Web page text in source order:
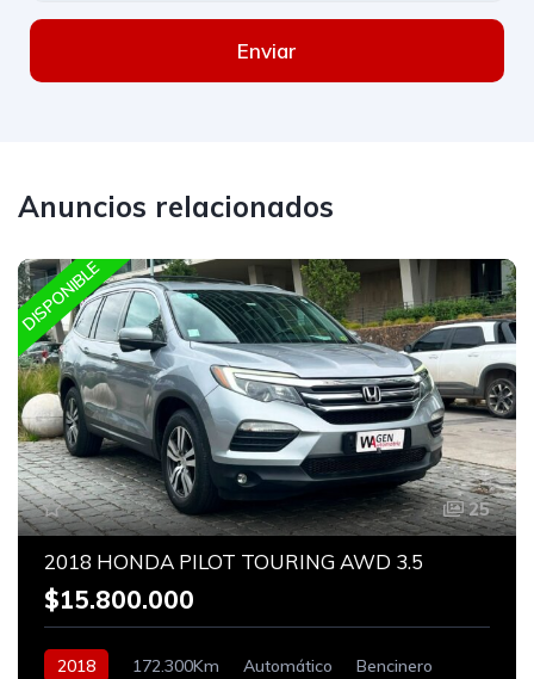
Enviar
Anuncios relacionados
DISPONIBLE
25
2018 HONDA PILOT TOURING AWD 3.5
$15.800.000
2018 172.300Km Automático Bencinero